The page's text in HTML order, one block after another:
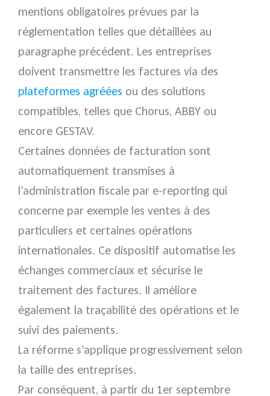
mentions obligatoires prévues par la
réglementation telles que détaillées au
paragraphe précédent. Les entreprises
doivent transmettre les factures via des
plateformes agréées ou des solutions
compatibles, telles que Chorus, ABBY ou
encore GESTAV.
Certaines données de facturation sont
automatiquement transmises à
l’administration fiscale par e-reporting qui
concerne par exemple les ventes à des
particuliers et certaines opérations
internationales. Ce dispositif automatise les
échanges commerciaux et sécurise le
traitement des factures. Il améliore
également la traçabilité des opérations et le
suivi des paiements.
La réforme s’applique progressivement selon
la taille des entreprises.
Par conséquent, à partir du 1er septembre